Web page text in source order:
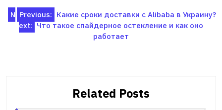
Навігація
записів
Previous: Какие сроки доставки с Alibaba в Украину?
N
ext: Что такое спайдерное остекление и как оно
работает
Related Posts